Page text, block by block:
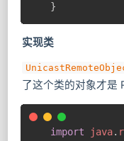
}
实现类
了这个类的对象才是
import
java.